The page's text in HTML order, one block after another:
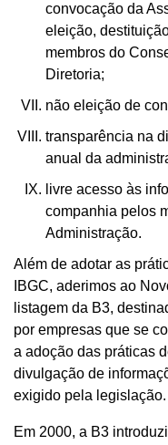
convocação da
eleição,
membros do
Diretoria;
não eleição de
transparência na
anual da
livre acesso às
companhia pelos
Administração.
Além de adotar as
IBGC, aderimos ao
listagem da B3,
por empresas que se
a adoção das práticas
divulgação de
exigido pela legislação.
Em 2000, a B3